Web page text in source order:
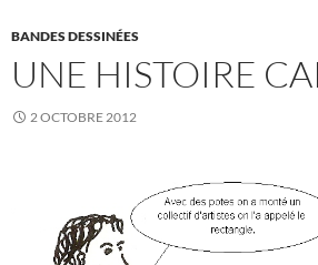
BANDES DESSINÉES
UNE HISTOIRE
2 OCTOBRE 2012